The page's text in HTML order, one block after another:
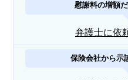
慰謝料の増額
弁護士に依
保険会社から示